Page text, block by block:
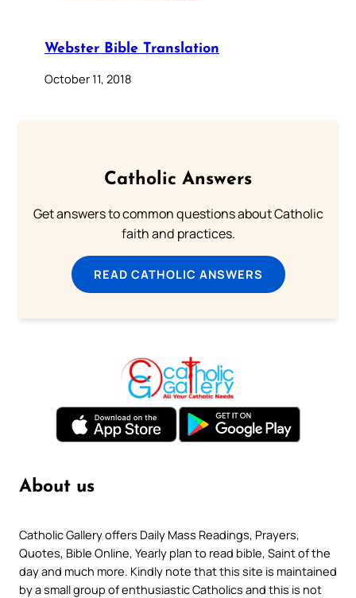
Webster Bible Translation
October 11, 2018
Catholic Answers
Get answers to common questions about Catholic
faith and practices.
READ CATHOLIC ANSWERS
About us
Catholic Gallery offers Daily Mass Readings, Prayers,
Quotes, Bible Online, Yearly plan to read bible, Saint of the
day and much more. Kindly note that this site is maintained
by a small group of enthusiastic Catholics and this is not